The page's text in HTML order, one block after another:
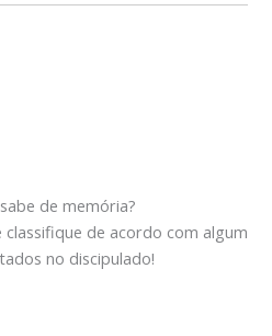
de memória?
classifique de acordo com algum
no discipulado!